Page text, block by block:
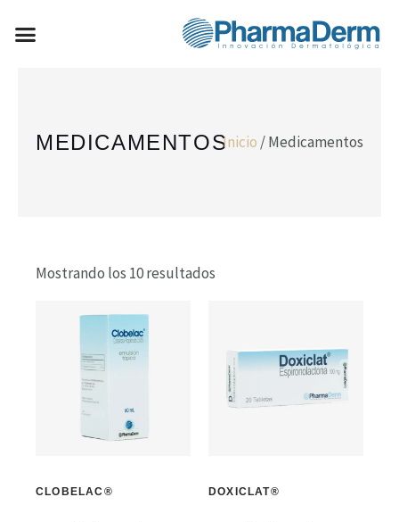
Menú
MEDICAMENTOSInicio / Medicamentos
Mostrando los 10 resultados
CLOBELAC® DOXICLAT®